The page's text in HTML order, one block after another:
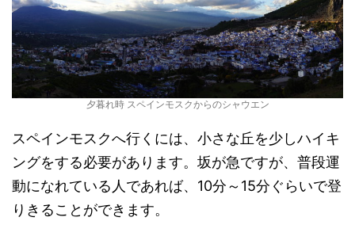
夕暮れ時 スペインモスクからのシャウエン
スペインモスクへ行くには、小さな丘を少しハイキ
ングをする必要があります。坂が急ですが、普段運
動になれている人であれば、10分～15分ぐらいで登
りきることができます。